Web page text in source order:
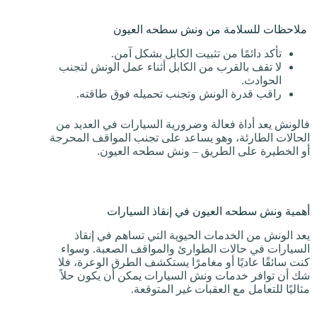
ملاحظات للسلامة من ونش سطحه العيون
تأكد دائمًا من تثبيت الكابل بشكل آمن.
لا تقف بالقرب من الكابل أثناء عمل الونش لتجنب
الحوادث.
راقب قدرة الونش وتجنب تحميله فوق طاقته.
فالونش يعد أداة فعالة وضرورية السيارات في العديد من
الحالات الطارئة، وهو يساعد على تجنب المواقف المحرجة
أو الخطيرة على الطريق – ونش سطحه العيون.
أهمية ونش سطحه العيون في إنقاذ السيارات
يعد الونش من الخدمات الحيوية التي تساهم في إنقاذ
السيارات في حالات الطوارئ والمواقف الصعبة. وسواء
كنت سائقًا عاديًا أو مغامرًا يستكشف الطرق الوعرة، فلا
شك أن توافر خدمات ونش السيارات يمكن أن يكون حلاً
مثاليًا للتعامل مع العقبات غير المتوقعة.